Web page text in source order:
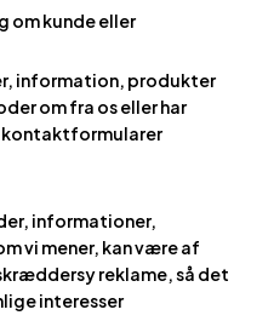
om kunde eller
information, produkter
om fra os eller har
kontaktformularer
informationer,
vi mener, kan være af
reklame, så det
interesser